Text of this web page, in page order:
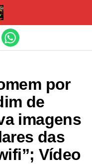
por
de
imagens
das
Vídeo